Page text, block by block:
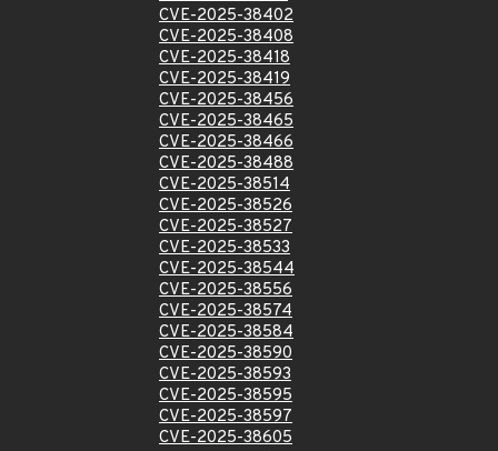
CVE-2025-38402
CVE-2025-38408
CVE-2025-38418
CVE-2025-38419
CVE-2025-38456
CVE-2025-38465
CVE-2025-38466
CVE-2025-38488
CVE-2025-38514
CVE-2025-38526
CVE-2025-38527
CVE-2025-38533
CVE-2025-38544
CVE-2025-38556
CVE-2025-38574
CVE-2025-38584
CVE-2025-38590
CVE-2025-38593
CVE-2025-38595
CVE-2025-38597
CVE-2025-38605